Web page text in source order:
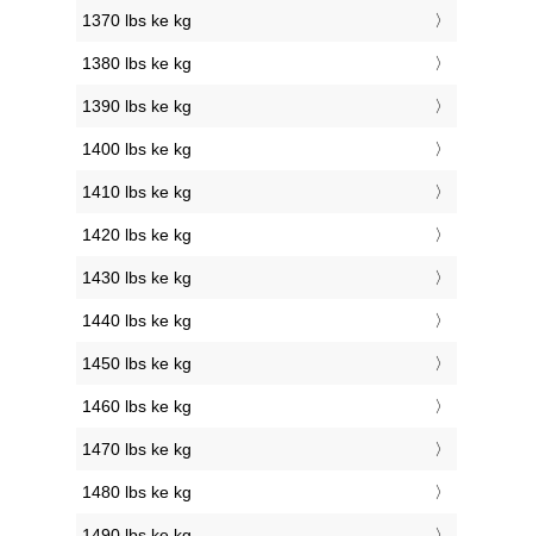
1370 lbs ke kg
1380 lbs ke kg
1390 lbs ke kg
1400 lbs ke kg
1410 lbs ke kg
1420 lbs ke kg
1430 lbs ke kg
1440 lbs ke kg
1450 lbs ke kg
1460 lbs ke kg
1470 lbs ke kg
1480 lbs ke kg